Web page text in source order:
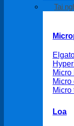
Tai
Micro
Micro
Loa